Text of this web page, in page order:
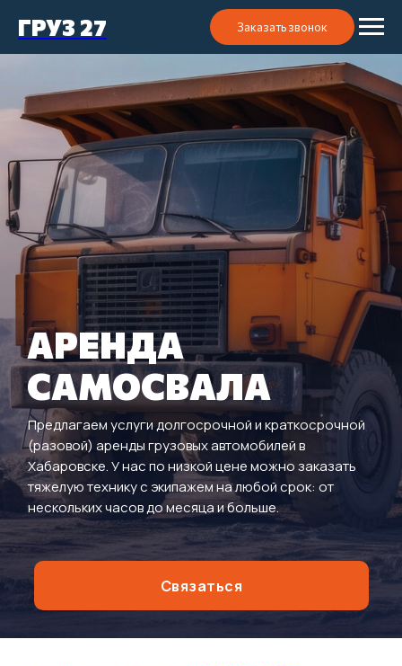
ГРУЗ 27 Заказать звонок
АРЕНДА
САМОСВАЛА
Предлагаем услуги долгосрочной и краткосрочной
(разовой) аренды грузовых автомобилей в
Хабаровске. У нас по низкой цене можно заказать
тяжелую технику с экипажем на любой срок: от
нескольких часов до месяца и больше.
Связаться